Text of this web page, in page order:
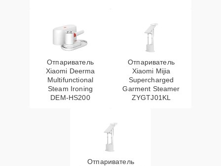
Отпариватель
Xiaomi Deerma
Multifunctional
Steam Ironing
DEM-HS200
Отпариватель
Xiaomi Mijia
Supercharged
Garment Steamer
ZYGTJ01KL
Отпариватель